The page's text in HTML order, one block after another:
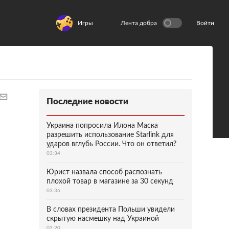
Игры Лента добра Войти
Последние новости
Украина попросила Илона Маска
разрешить использование Starlink для
ударов вглубь России. Что он ответил?
03:34
Юрист назвала способ распознать
плохой товар в магазине за 30 секунд
03:36
В словах президента Польши увидели
скрытую насмешку над Украиной
03:20